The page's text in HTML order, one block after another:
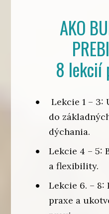
AKO
8 lekcií
Lekcie 1 – 3:
do
dýchania.
Lekcie 4 – 5:
a flexibility.
Lekcie 6. – 8:
praxe a